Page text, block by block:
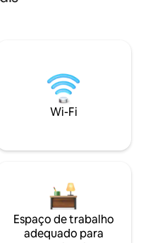
Wi-Fi
Espaço de trabalho
adequado para